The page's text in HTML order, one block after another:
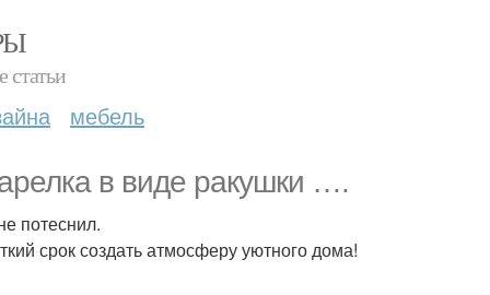
статьи
мебель
в виде ракушки ….
потеснил.
срок создать атмосферу уютного дома!